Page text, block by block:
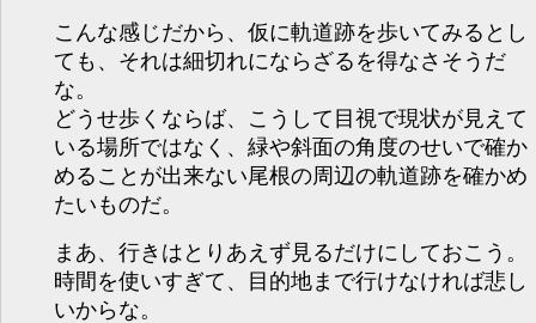
こんな感じだから、仮に軌道跡を歩いてみるとし
ても、それは細切れにならざるを得なさそうだ
な。
どうせ歩くならば、こうして目視で現状が見えて
いる場所ではなく、緑や斜面の角度のせいで確か
めることが出来ない尾根の周辺の軌道跡を確かめ
たいものだ。
まあ、行きはとりあえず見るだけにしておこう。
時間を使いすぎて、目的地まで行けなければ悲し
いからな。